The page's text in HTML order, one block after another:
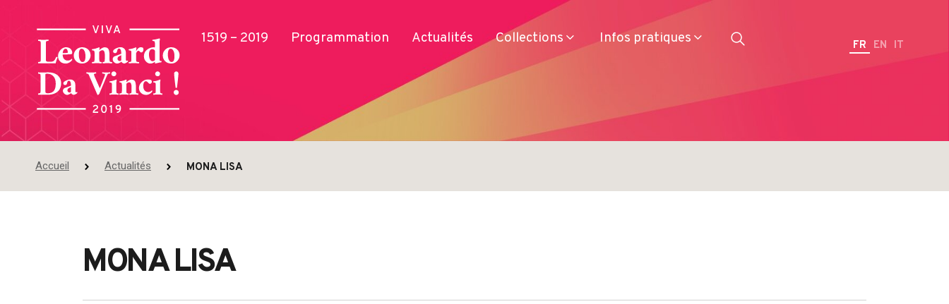
1519 – 2019 Programmation Actualités Collections Infos pratiques FR EN IT
Accueil Actualités MONA LISA
MONA LISA